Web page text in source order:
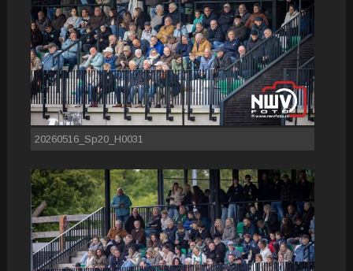
20260516_Sp20_H0031